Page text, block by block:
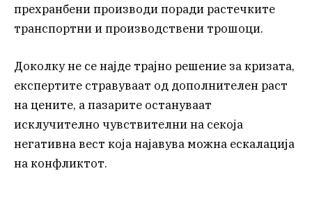
прехранбени производи поради растечките
транспортни и производствени трошоци.
Доколку не се најде трајно решение за кризата,
експертите стравуваат од дополнителен раст
на цените, а пазарите остануваат
исклучително чувствителни на секоја
негативна вест која најавува можна ескалација
на конфликтот.